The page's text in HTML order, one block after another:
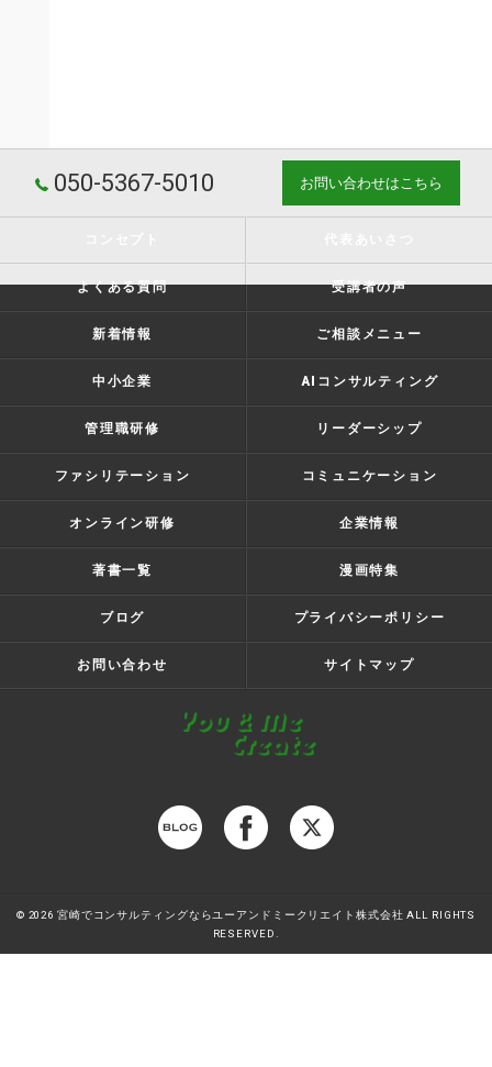
050-5367-5010 お問い合わせはこちら
よくある質問 受講者の声
新着情報 ご相談メニュー
中小企業 AIコンサルティング
管理職研修 リーダーシップ
ファシリテーション コミュニケーション
オンライン研修 企業情報
著書一覧 漫画特集
ブログ プライバシーポリシー
お問い合わせ サイトマップ
© 2026 宮崎でコンサルティングならユーアンドミークリエイト株式会社 ALL RIGHTS
RESERVED.